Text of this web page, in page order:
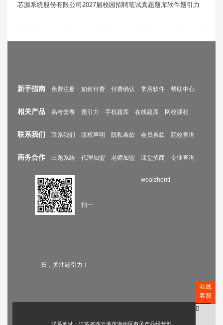
芯源系统股份有限公司2027届校园招聘笔试真题题库软件题引力
新手指南 免费注册 如何付费 付费确认 常用软件 帮助中心
相关产品 易考套餐 题引力 手机题库 在线题库 网校课程
联系我们 联系我们 版权声明 隐私条款 会员条款 院校查询
商务合作 出题系统 代理加盟 老师加盟 课堂招商 专业查询
扫一
扫，关注题引力！
woaizhenti
在线
客服